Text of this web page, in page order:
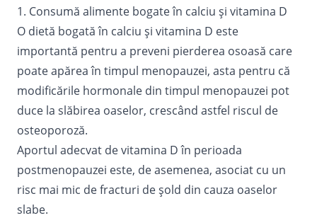
1. Consumă alimente bogate în calciu și vitamina D
O dietă bogată în calciu și vitamina D este
importantă pentru a preveni pierderea osoasă care
poate apărea în timpul menopauzei, asta pentru că
modificările hormonale din timpul menopauzei pot
duce la slăbirea oaselor, crescând astfel riscul de
osteoporoză.
Aportul adecvat de vitamina D în perioada
postmenopauzei este, de asemenea, asociat cu un
risc mai mic de fracturi de șold din cauza oaselor
slabe.